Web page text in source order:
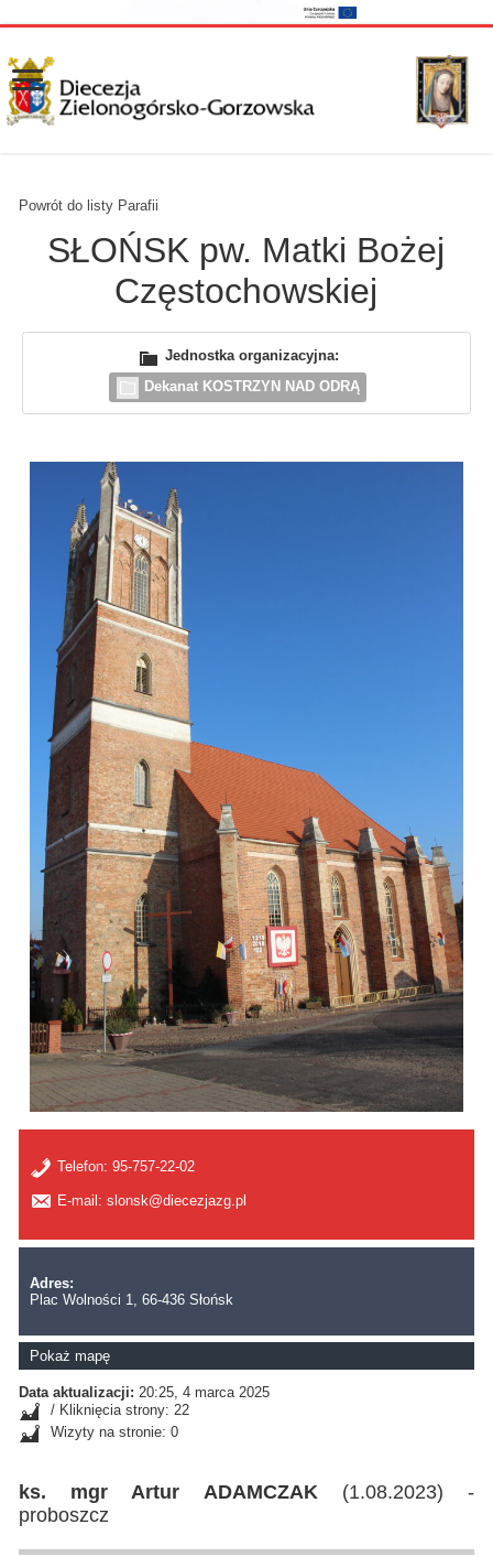
Powrót do listy Parafii
SŁOŃSK pw. Matki Bożej
Częstochowskiej
Jednostka organizacyjna:
Dekanat KOSTRZYN NAD ODRĄ
Telefon:95-757-22-02
E-mail: slonsk@diecezjazg.pl
Adres:
Plac Wolności 1, 66-436 Słońsk
Pokaż mapę
Data aktualizacji: 20:25, 4 marca 2025
/ Kliknięcia strony: 22
Wizyty na stronie: 0
ks. mgr Artur ADAMCZAK(1.08.2023) -
proboszcz